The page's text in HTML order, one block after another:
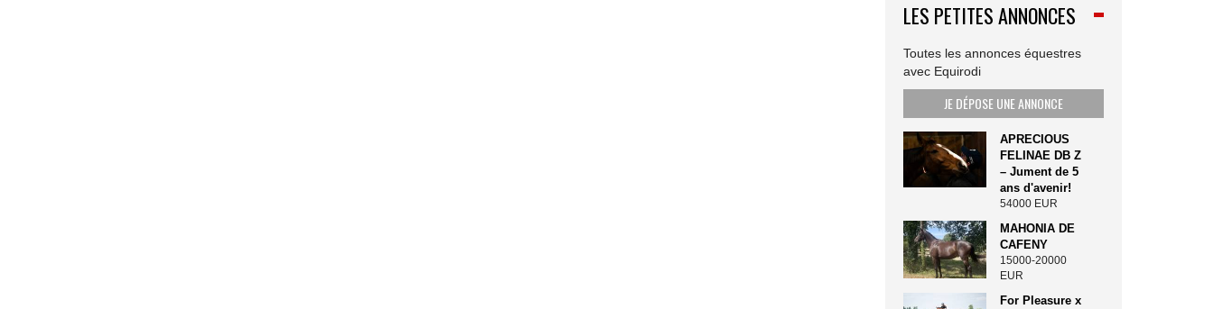
LES PETITES ANNONCES
Toutes les annonces équestres
avec Equirodi
JE DÉPOSE UNE ANNONCE
APRECIOUS
FELINAE DB Z
– Jument de 5
ans d'avenir!
54000 EUR
MAHONIA DE
CAFENY
15000-20000
EUR
For Pleasure x